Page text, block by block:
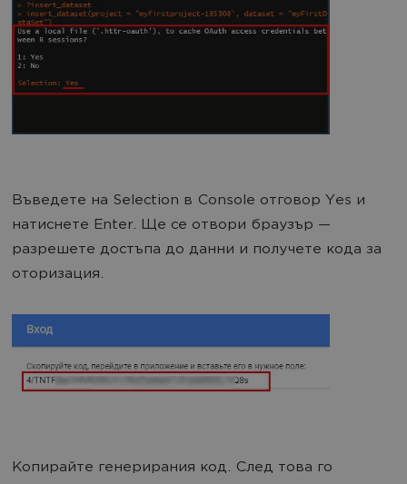
Въведете на Selection в Console отговор Yes и
натиснете Enter. Ще се отвори браузър —
разрешете достъпа до данни и получете кода за
оторизация.
Копирайте генерирания код. След това го